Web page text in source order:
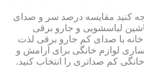
کنید مقایسه درصد سر و صدای
لباسشویی و جارو برقی
با صدای کم جارو برقی لذت
لوازم خانگی برای آرامش و
کم صداتری را انتخاب کنید.